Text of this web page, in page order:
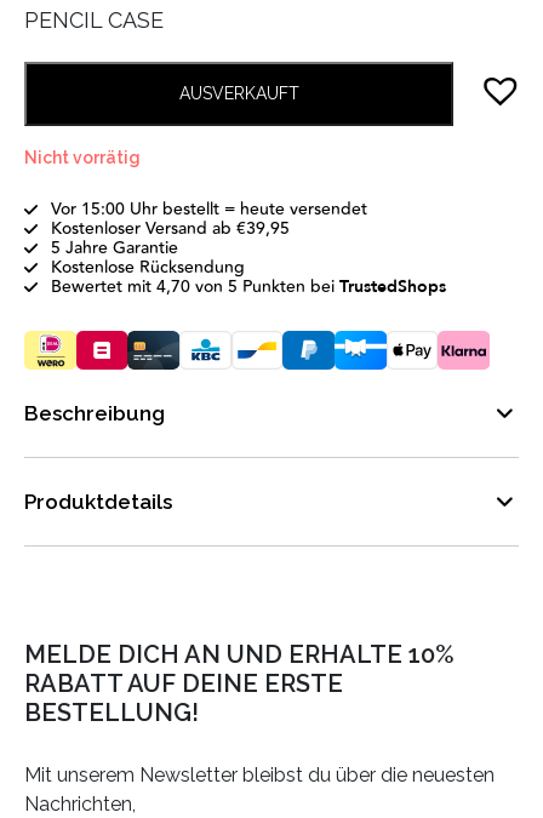
PENCIL CASE
AUSVERKAUFT
Nicht vorrätig
Vor 15:00 Uhr bestellt = heute versendet
Kostenloser Versand ab €39,95
5 Jahre Garantie
Kostenlose Rücksendung
Bewertet mit 4,70 von 5 Punkten bei TrustedShops
Beschreibung
Produktdetails
MELDE DICH AN UND ERHALTE 10%
RABATT AUF DEINE ERSTE
BESTELLUNG!
Mit unserem Newsletter bleibst du über die neuesten
Nachrichten,